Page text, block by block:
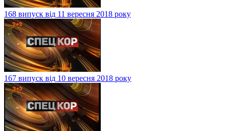
168 випуск від 11 вересня 2018 року
167 випуск від 10 вересня 2018 року